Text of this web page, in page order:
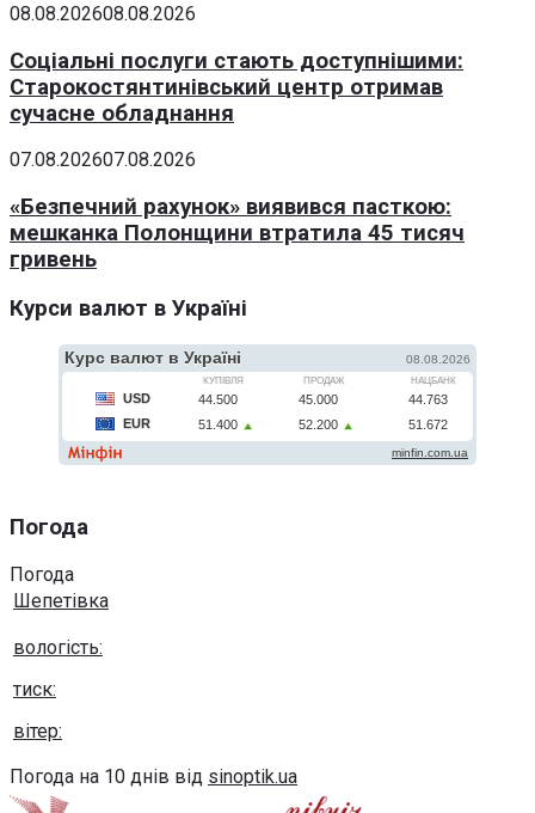
08.08.202608.08.2026
Соціальні послуги стають доступнішими:
Старокостянтинівський центр отримав
сучасне обладнання
07.08.202607.08.2026
«Безпечний рахунок» виявився пасткою:
мешканка Полонщини втратила 45 тисяч
гривень
Курси валют в Україні
Погода
Погода
Шепетівка
вологість:
тиск:
вітер:
Погода на 10 днів від sinoptik.ua